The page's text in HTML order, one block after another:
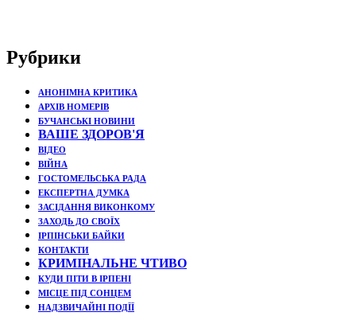
Рубрики
АНОНІМНА КРИТИКА
АРХІВ НОМЕРІВ
БУЧАНСЬКІ НОВИНИ
ВАШЕ ЗДОРОВ'Я
ВІДЕО
ВІЙНА
ГОСТОМЕЛЬСЬКА РАДА
ЕКСПЕРТНА ДУМКА
ЗАСІДАННЯ ВИКОНКОМУ
ЗАХОДЬ ДО СВОЇХ
ІРПІНСЬКИ БАЙКИ
КОНТАКТИ
КРИМІНАЛЬНЕ ЧТИВО
КУДИ ПІТИ В ІРПЕНІ
МІСЦЕ ПІД СОНЦЕМ
НАДЗВИЧАЙНІ ПОДЇЇ